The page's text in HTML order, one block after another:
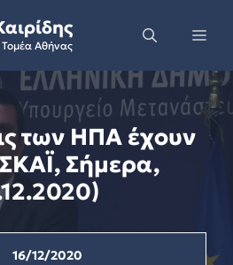
Τομέα Αθήνας
των ΗΠΑ έχουν
Σήμερα,
16/12/2020